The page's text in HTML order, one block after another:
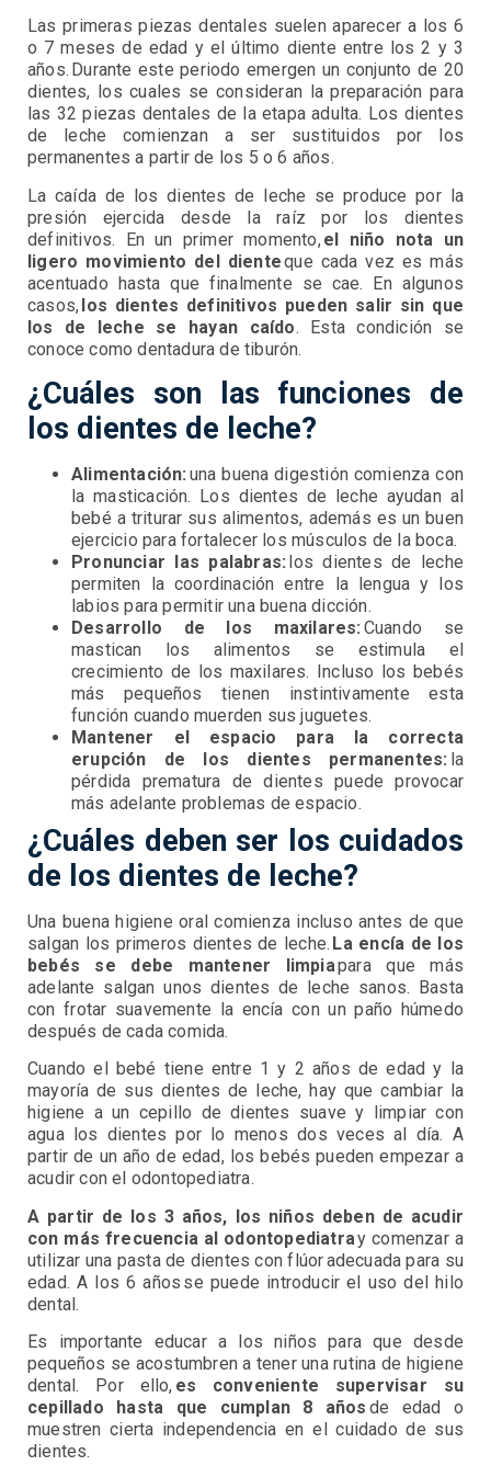
Las primeras piezas dentales suelen aparecer a los 6
o 7 meses de edad y el último diente entre los 2 y 3
años. Durante este periodo emergen un conjunto de 20
dientes, los cuales se consideran la preparación para
las 32 piezas dentales de la etapa adulta. Los dientes
de leche comienzan a ser sustituidos por los
permanentes a partir de los 5 o 6 años.
La caída de los dientes de leche se produce por la
presión ejercida desde la raíz por los dientes
definitivos. En un primer momento,el niño nota un
ligero movimiento del dienteque cada vez es más
acentuado hasta que finalmente se cae. En algunos
casos,los dientes definitivos pueden salir sin que
los de leche se hayan caído. Esta condición se
conoce como dentadura de tiburón.
¿Cuáles son las funciones de
los dientes de leche?
Alimentación: una buena digestión comienza con
la masticación. Los dientes de leche ayudan al
bebé a triturar sus alimentos, además es un buen
ejercicio para fortalecer los músculos de la boca.
Pronunciar las palabras: los dientes de leche
permiten la coordinación entre la lengua y los
labios para permitir una buena dicción.
Desarrollo de los maxilares: Cuando se
mastican los alimentos se estimula el
crecimiento de los maxilares. Incluso los bebés
más pequeños tienen instintivamente esta
función cuando muerden sus juguetes.
Mantener el espacio para la correcta
erupción de los dientes permanentes: la
pérdida prematura de dientes puede provocar
más adelante problemas de espacio.
¿Cuáles deben ser los cuidados
de los dientes de leche?
Una buena higiene oral comienza incluso antes de que
salgan los primeros dientes de leche. La encía de los
bebés se debe mantener limpiapara que más
adelante salgan unos dientes de leche sanos. Basta
con frotar suavemente la encía con un paño húmedo
después de cada comida.
Cuando el bebé tiene entre 1 y 2 años de edad y la
mayoría de sus dientes de leche, hay que cambiar la
higiene a un cepillo de dientes suave y limpiar con
agua los dientes por lo menos dos veces al día. A
partir de un año de edad, los bebés pueden empezar a
acudir con el odontopediatra.
A partir de los 3 años, los niños deben de acudir
con más frecuencia al odontopediatray comenzar a
utilizar una pasta de dientes con flúor adecuada para su
edad. A los 6 años se puede introducir el uso del hilo
dental.
Es importante educar a los niños para que desde
pequeños se acostumbren a tener una rutina de higiene
dental. Por ello, es conveniente supervisar su
cepillado hasta que cumplan 8 años de edad o
muestren cierta independencia en el cuidado de sus
dientes.